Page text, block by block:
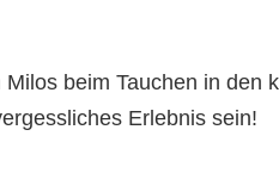
beim Tauchen in den
Erlebnis sein!